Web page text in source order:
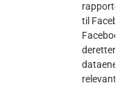
til
Facebook
deretter
dataene til
relevant